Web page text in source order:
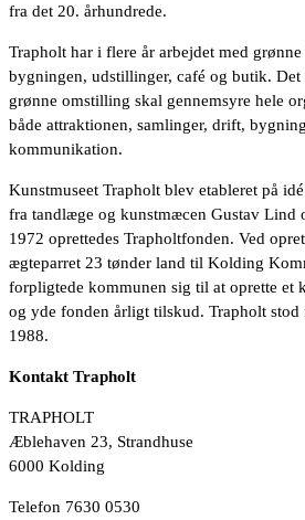
fra det 20. århundrede.
Trapholt har i flere år arbejdet med
bygningen, udstillinger, café og butik. Det
grønne omstilling skal gennemsyre hele
både attraktionen, samlinger, drift,
kommunikation.
Kunstmuseet Trapholt blev etableret på
fra tandlæge og kunstmæcen Gustav Lind
1972 oprettedes Trapholtfonden. Ved
ægteparret 23 tønder land til Kolding
forpligtede kommunen sig til at oprette et
og yde fonden årligt tilskud. Trapholt
1988.
Kontakt Trapholt
TRAPHOLT
Æblehaven 23, Strandhuse
6000 Kolding
Telefon 7630 0530